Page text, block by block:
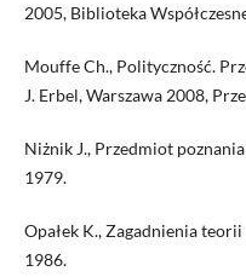
2005, Biblioteka
Mouffe Ch., Polityczność.
J. Erbel, Warszawa 2008,
Niżnik J., Przedmiot
1979.
Opałek K., Zagadnienia
1986.